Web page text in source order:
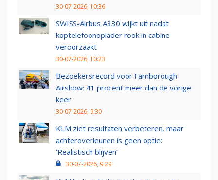
30-07-2026, 10:36
SWISS-Airbus A330 wijkt uit nadat
koptelefoonoplader rook in cabine
veroorzaakt
30-07-2026, 10:23
Bezoekersrecord voor Farnborough
Airshow: 41 procent meer dan de vorige
keer
30-07-2026, 9:30
KLM ziet resultaten verbeteren, maar
achteroverleunen is geen optie:
‘Realistisch blijven’
30-07-2026, 9:29